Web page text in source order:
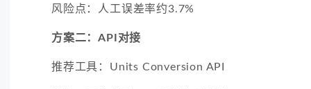
风险点：人工误差率约3.7%
方案二：API对接
推荐工具：Units Conversion API